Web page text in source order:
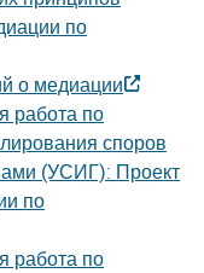
по
о медиации
работа по
споров
(УСИГ): Проект
по
работа по